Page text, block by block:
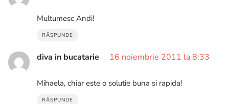
Multumesc Andi!
RĂSPUNDE
diva in bucatarie 16 noiembrie 2011 la 8:33
Mihaela, chiar este o solutie buna si rapida!
RĂSPUNDE